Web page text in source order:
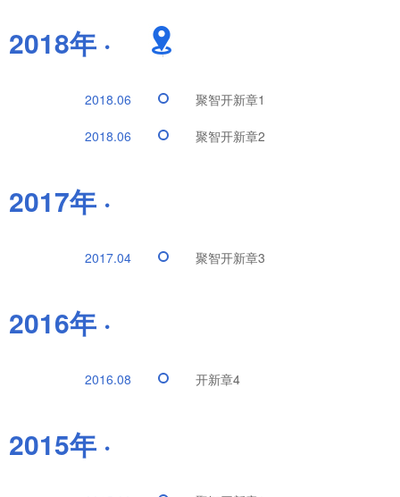
2018年 ·
2018.06 聚智开新章1
2018.06 聚智开新章2
2017年 ·
2017.04 聚智开新章3
2016年 ·
2016.08 开新章4
2015年 ·